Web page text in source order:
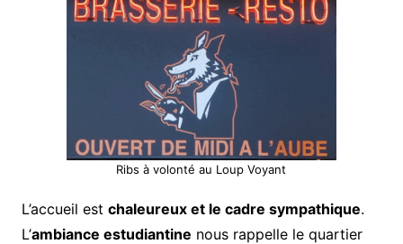
Ribs à volonté au Loup Voyant
L’accueil est chaleureux et le cadre sympathique.
L’ambiance estudiantine nous rappelle le quartier